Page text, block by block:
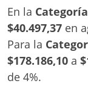
En la
$40.497,37 en
Para la
$178.186,10 a
de 4%.